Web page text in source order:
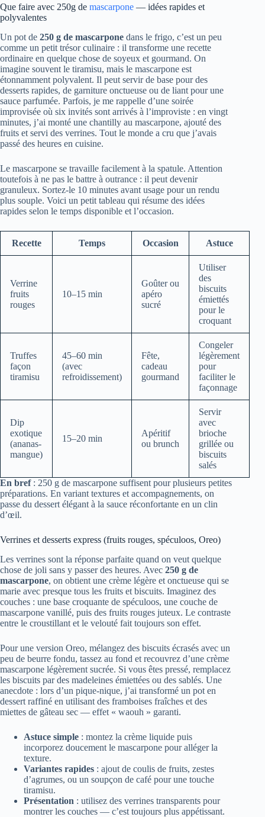
Que faire avec 250g de mascarpone — idées rapides et
polyvalentes
Un pot de 250 g de mascarpone dans le frigo, c’est un peu
comme un petit trésor culinaire : il transforme une recette
ordinaire en quelque chose de soyeux et gourmand. On
imagine souvent le tiramisu, mais le mascarpone est
étonnamment polyvalent. Il peut servir de base pour des
desserts rapides, de garniture onctueuse ou de liant pour une
sauce parfumée. Parfois, je me rappelle d’une soirée
improvisée où six invités sont arrivés à l’improviste : en vingt
minutes, j’ai monté une chantilly au mascarpone, ajouté des
fruits et servi des verrines. Tout le monde a cru que j’avais
passé des heures en cuisine.
Le mascarpone se travaille facilement à la spatule. Attention
toutefois à ne pas le battre à outrance : il peut devenir
granuleux. Sortez-le 10 minutes avant usage pour un rendu
plus souple. Voici un petit tableau qui résume des idées
rapides selon le temps disponible et l’occasion.
Recette Temps Occasion Astuce
Verrine
fruits
rouges
10–15 min
Goûter ou
apéro
sucré
Utiliser
des
biscuits
émiettés
pour le
croquant
Truffes
façon
tiramisu
45–60 min
(avec
refroidissement)
Fête,
cadeau
gourmand
Congeler
légèrement
pour
faciliter le
façonnage
Dip
exotique
(ananas-
mangue)
15–20 min
Apéritif
ou brunch
Servir
avec
brioche
grillée ou
biscuits
salés
En bref: 250 g de mascarpone suffisent pour plusieurs petites
préparations. En variant textures et accompagnements, on
passe du dessert élégant à la sauce réconfortante en un clin
d’œil.
Verrines et desserts express (fruits rouges, spéculoos, Oreo)
Les verrines sont la réponse parfaite quand on veut quelque
chose de joli sans y passer des heures. Avec 250 g de
mascarpone, on obtient une crème légère et onctueuse qui se
marie avec presque tous les fruits et biscuits. Imaginez des
couches : une base croquante de spéculoos, une couche de
mascarpone vanillé, puis des fruits rouges juteux. Le contraste
entre le croustillant et le velouté fait toujours son effet.
Pour une version Oreo, mélangez des biscuits écrasés avec un
peu de beurre fondu, tassez au fond et recouvrez d’une crème
mascarpone légèrement sucrée. Si vous êtes pressé, remplacez
les biscuits par des madeleines émiettées ou des sablés. Une
anecdote : lors d’un pique-nique, j’ai transformé un pot en
dessert raffiné en utilisant des framboises fraîches et des
miettes de gâteau sec — effet « waouh » garanti.
Astuce simple : montez la crème liquide puis
incorporez doucement le mascarpone pour alléger la
texture.
Variantes rapides : ajout de coulis de fruits, zestes
d’agrumes, ou un soupçon de café pour une touche
tiramisu.
Présentation : utilisez des verrines transparents pour
montrer les couches — c’est toujours plus appétissant.